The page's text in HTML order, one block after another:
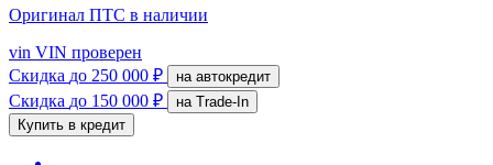
Оригинал ПТС в наличии
vin VIN проверен
Скидка до 250 000 ₽ на автокредит
Скидка до 150 000 ₽
на Trade-In
Купить в кредит